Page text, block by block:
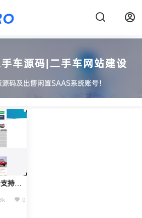
车源码|二手车网站建设
码及出售闲置SAAS系统账号！
持，
0